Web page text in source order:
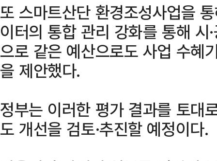
또 스마트산단 환경조성사업을
이터의 통합 관리 강화를 통해 시
으로 같은 예산으로도 사업 수혜
을 제안했다.
정부는 이러한 평가 결과를 토
도 개선을 검토·추진할 예정이다.